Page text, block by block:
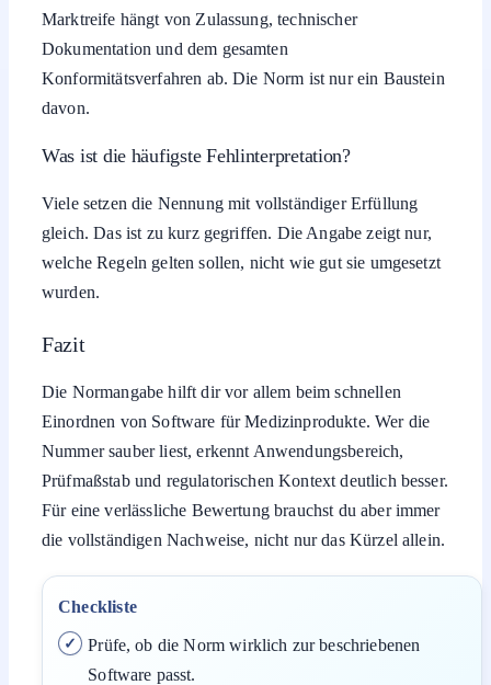
Marktreife hängt von Zulassung, technischer
Dokumentation und dem gesamten
Konformitätsverfahren ab. Die Norm ist nur ein Baustein
davon.
Was ist die häufigste Fehlinterpretation?
Viele setzen die Nennung mit vollständiger Erfüllung
gleich. Das ist zu kurz gegriffen. Die Angabe zeigt nur,
welche Regeln gelten sollen, nicht wie gut sie umgesetzt
wurden.
Fazit
Die Normangabe hilft dir vor allem beim schnellen
Einordnen von Software für Medizinprodukte. Wer die
Nummer sauber liest, erkennt Anwendungsbereich,
Prüfmaßstab und regulatorischen Kontext deutlich besser.
Für eine verlässliche Bewertung brauchst du aber immer
die vollständigen Nachweise, nicht nur das Kürzel allein.
Checkliste
Prüfe, ob die Norm wirklich zur beschriebenen
Software passt.